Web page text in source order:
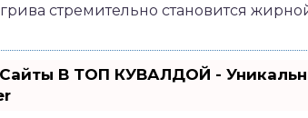
стремительно становится
В ТОП КУВАЛДОЙ -